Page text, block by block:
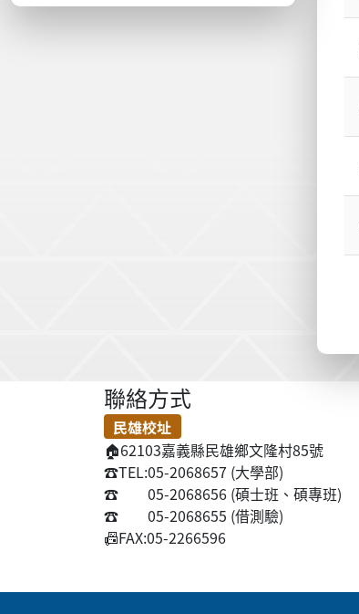
聯絡方式
民雄校址
🏠62103嘉義縣民雄鄉文隆村85號
☎️TEL:05-2068657 (大學部)
☎️ 05-2068656 (碩士班、碩專班)
☎️ 05-2068655 (借測驗)
📠FAX:05-2266596